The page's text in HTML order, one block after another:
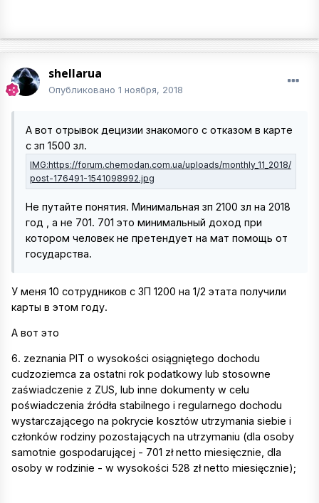
shellarua
Опубликовано 1 ноября, 2018
А вот отрывок децизии знакомого с отказом в карте
с зп 1500 зл.
Не путайте понятия. Минимальная зп 2100 зл на 2018
год , а не 701. 701 это минимальный доход при
котором человек не претендует на мат помощь от
государства.
У меня 10 сотрудников с ЗП 1200 на 1/2 этата получили
карты в этом году.
А вот это
6. zeznania PIT o wysokości osiągniętego dochodu
cudzoziemca za ostatni rok podatkowy lub stosowne
zaświadczenie z ZUS, lub inne dokumenty w celu
poświadczenia źródła stabilnego i regularnego dochodu
wystarczającego na pokrycie kosztów utrzymania siebie i
członków rodziny pozostających na utrzymaniu (dla osoby
samotnie gospodarującej - 701 zł netto miesięcznie, dla
osoby w rodzinie - w wysokości 528 zł netto miesięcznie);